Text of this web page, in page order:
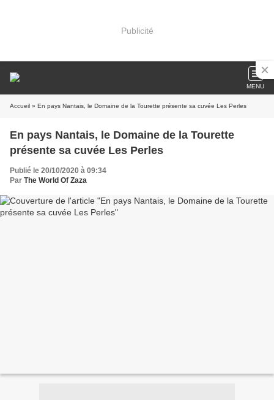
Publicité
MENU
Accueil » En pays Nantais, le Domaine de la Tourette présente sa cuvée Les Perles
En pays Nantais, le Domaine de la Tourette
présente sa cuvée Les Perles
Publié le 20/10/2020 à 09:34
Par The World Of Zaza